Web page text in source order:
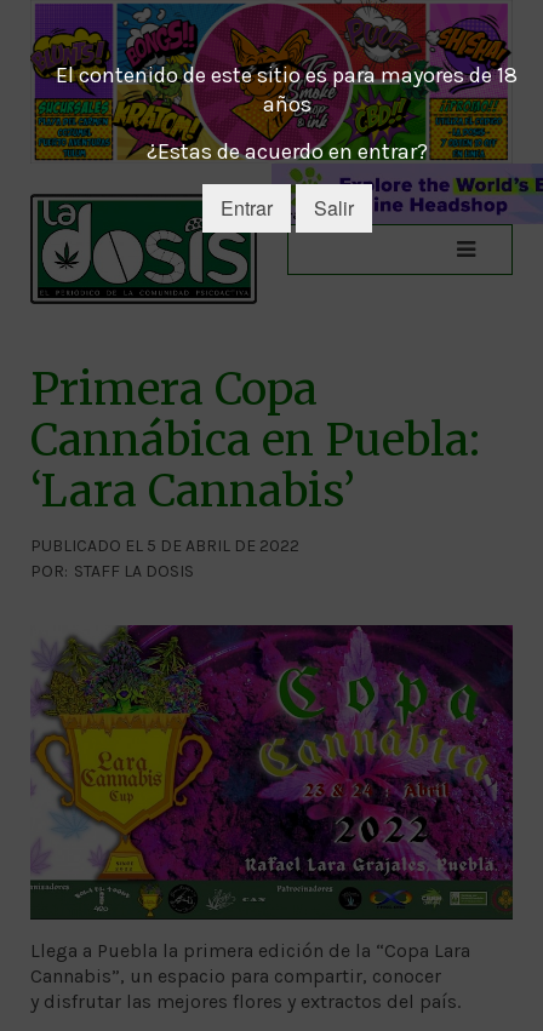
El contenido de este sitio es para mayores de 18
años
¿Estas de acuerdo en entrar?
Entrar Salir
Primera Copa
Cannábica en Puebla:
‘Lara Cannabis’
PUBLICADO EL 5 DE ABRIL DE 2022
POR: STAFF LA DOSIS
Llega a Puebla la primera edición de la “Copa Lara
Cannabis”, un espacio para compartir, conocer
y disfrutar las mejores flores y extractos del país.